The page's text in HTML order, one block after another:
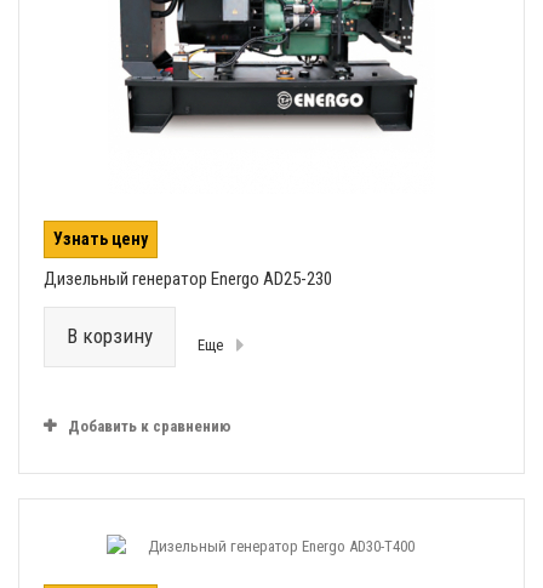
Узнать цену
Дизельный генератор Energo AD25-230
В корзину Еще
Добавить к сравнению